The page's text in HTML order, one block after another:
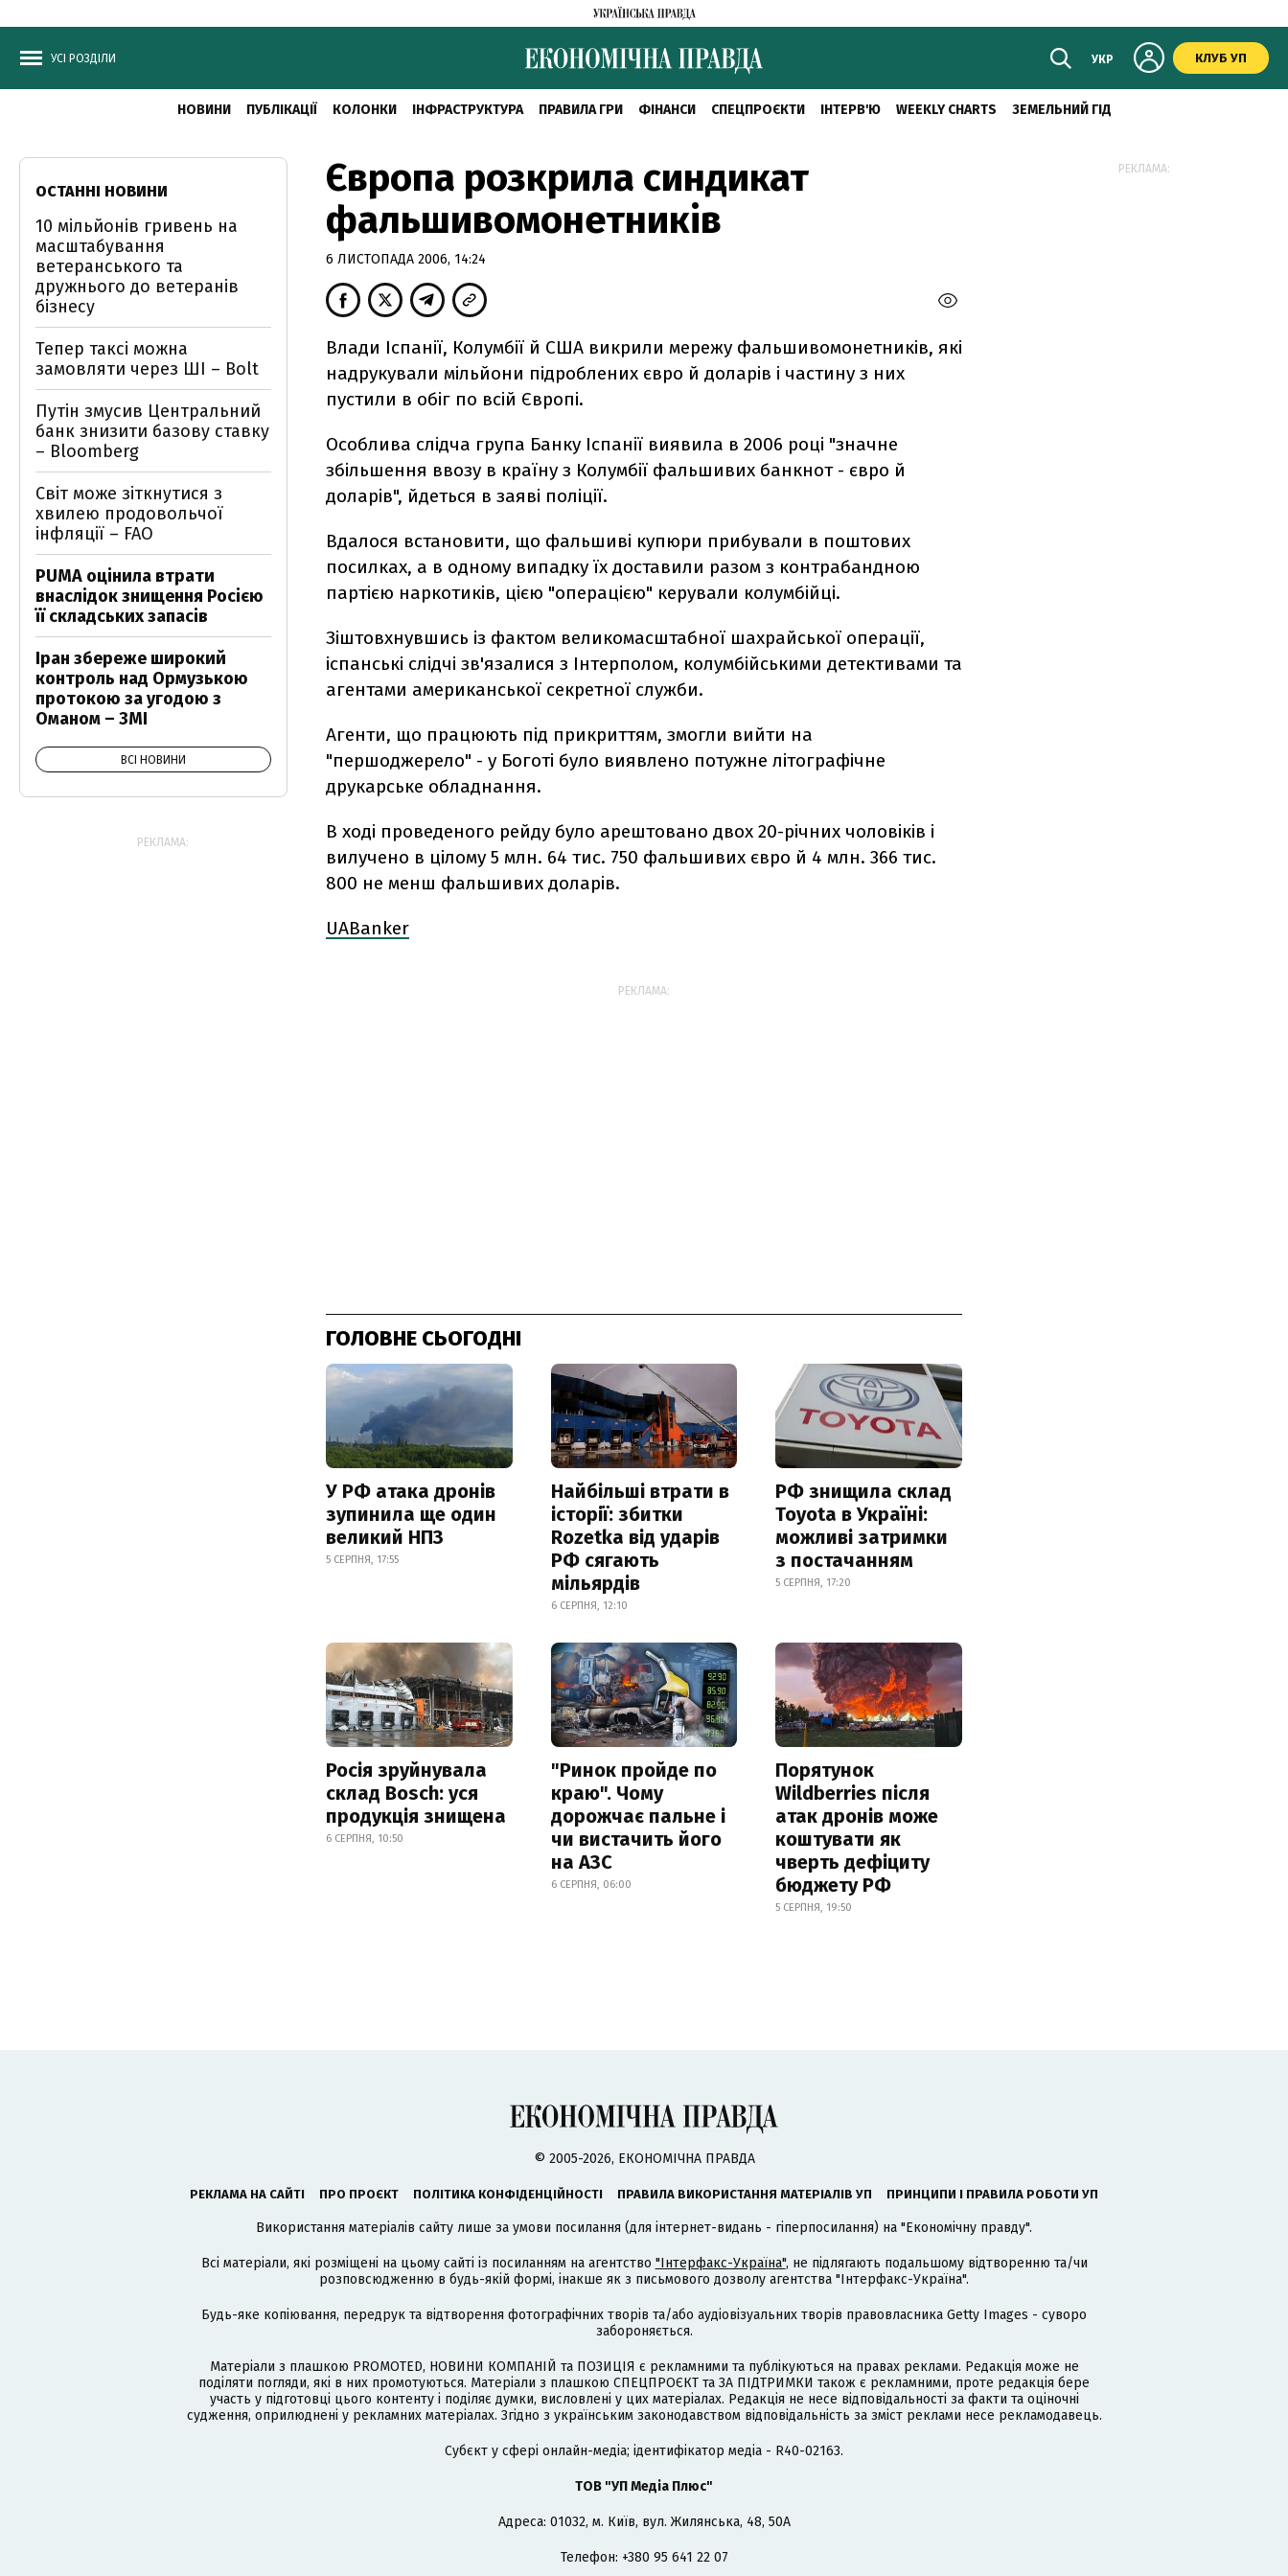
УСІ РОЗДІЛИ УКР КЛУБ УП
НОВИНИ ПУБЛІКАЦІЇ КОЛОНКИ ІНФРАСТРУКТУРА ПРАВИЛА ГРИ ФІНАНСИ СПЕЦПРОЄКТИ ІНТЕРВ'Ю WEEKLY CHARTS ЗЕМЕЛЬНИЙ ГІД
Європа розкрила синдикат
фальшивомонетників
6 ЛИСТОПАДА 2006, 14:24
Влади Іспанії, Колумбії й США викрили мережу фальшивомонетників, які
надрукували мільйони підроблених євро й доларів і частину з них
пустили в обіг по всій Європі.
Особлива слідча група Банку Іспанії виявила в 2006 році "значне
збільшення ввозу в країну з Колумбії фальшивих банкнот - євро й
доларів", йдеться в заяві поліції.
Вдалося встановити, що фальшиві купюри прибували в поштових
посилках, а в одному випадку їх доставили разом з контрабандною
партією наркотиків, цією "операцією" керували колумбійці.
Зіштовхнувшись із фактом великомасштабної шахрайської операції,
іспанські слідчі зв'язалися з Інтерполом, колумбійськими детективами та
агентами американської секретної служби.
Агенти, що працюють під прикриттям, змогли вийти на
"першоджерело" - у Боготі було виявлено потужне літографічне
друкарське обладнання.
В ході проведеного рейду було арештовано двох 20-річних чоловіків і
вилучено в цілому 5 млн. 64 тис. 750 фальшивих євро й 4 млн. 366 тис.
800 не менш фальшивих доларів.
UABanker
РЕКЛАМА:
ГОЛОВНЕ СЬОГОДНІ
У РФ атака дронів
зупинила ще один
великий НПЗ
5 СЕРПНЯ, 17:55
Найбільші втрати в
історії: збитки
Rozetka від ударів
РФ сягають
мільярдів
6 СЕРПНЯ, 12:10
РФ знищила склад
Toyota в Україні:
можливі затримки
з постачанням
5 СЕРПНЯ, 17:20
Росія зруйнувала
склад Bosch: уся
продукція знищена
6 СЕРПНЯ, 10:50
"Ринок пройде по
краю". Чому
дорожчає пальне і
чи вистачить його
на АЗС
6 СЕРПНЯ, 06:00
Порятунок
Wildberries після
атак дронів може
коштувати як
чверть дефіциту
бюджету РФ
5 СЕРПНЯ, 19:50
ОСТАННІ НОВИНИ
10 мільйонів гривень на
масштабування
ветеранського та
дружнього до ветеранів
бізнесу
Тепер таксі можна
замовляти через ШІ – Bolt
Путін змусив Центральний
банк знизити базову ставку
– Bloomberg
Світ може зіткнутися з
хвилею продовольчої
інфляції – FAO
PUMA оцінила втрати
внаслідок знищення Росією
її складських запасів
Іран збереже широкий
контроль над Ормузькою
протокою за угодою з
Оманом – ЗМІ
ВСІ НОВИНИ
РЕКЛАМА:
РЕКЛАМА:
© 2005-2026, ЕКОНОМІЧНА ПРАВДА
РЕКЛАМА НА САЙТІ ПРО ПРОЄКТ ПОЛІТИКА КОНФІДЕНЦІЙНОСТІ ПРАВИЛА ВИКОРИСТАННЯ МАТЕРІАЛІВ УП ПРИНЦИПИ І ПРАВИЛА РОБОТИ УП
Використання матеріалів сайту лише за умови посилання (для інтернет-видань - гіперпосилання) на "Економічну правду".
Всі матеріали, які розміщені на цьому сайті із посиланням на агентство "Інтерфакс-Україна", не підлягають подальшому відтворенню та/чи
розповсюдженню в будь-якій формі, інакше як з письмового дозволу агентства "Інтерфакс-Україна".
Будь-яке копіювання, передрук та відтворення фотографічних творів та/або аудіовізуальних творів правовласника Getty Images - суворо
забороняється.
Матеріали з плашкою PROMOTED, НОВИНИ КОМПАНІЙ та ПОЗИЦІЯ є рекламними та публікуються на правах реклами. Редакція може не
поділяти погляди, які в них промотуються. Матеріали з плашкою СПЕЦПРОЄКТ та ЗА ПІДТРИМКИ також є рекламними, проте редакція бере
участь у підготовці цього контенту і поділяє думки, висловлені у цих матеріалах. Редакція не несе відповідальності за факти та оціночні
судження, оприлюднені у рекламних матеріалах. Згідно з українським законодавством відповідальність за зміст реклами несе рекламодавець.
Cубєкт у сфері онлайн-медіа; ідентифікатор медіа - R40-02163.
ТОВ "УП Медіа Плюс"
Адреса: 01032, м. Київ, вул. Жилянська, 48, 50А
Телефон: +380 95 641 22 07